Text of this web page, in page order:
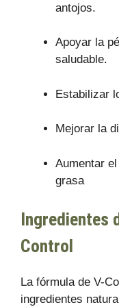
antojos.
Apoyar la
saludable.
Estabilizar
Mejorar la
Aumentar
grasa
Ingredientes
Control
La fórmula de V-
ingredientes